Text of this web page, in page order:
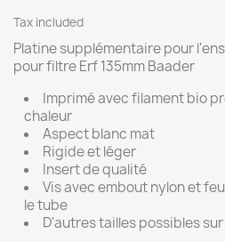
Tax included
Platine supplémentaire pour
pour filtre Erf 135mm Baader
Imprimé avec filament bio
chaleur
Aspect blanc mat
Rigide et léger
Insert de qualité
Vis avec embout nylon et
le tube
D'autres tailles possibles